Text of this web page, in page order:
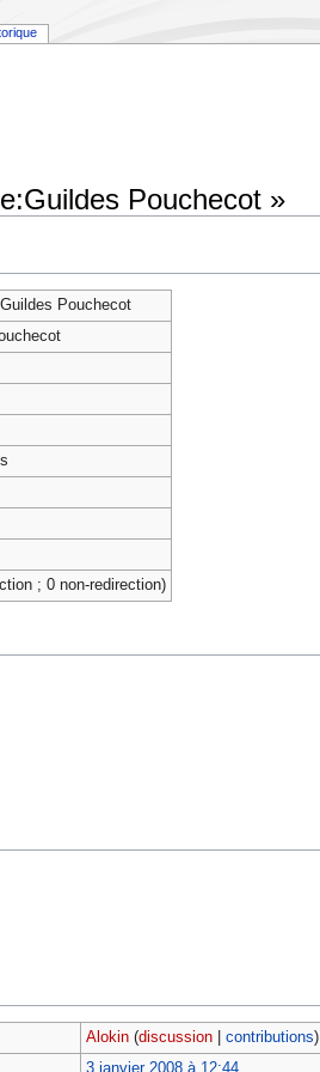
Pouchecot »
Pouchecot
; 0 non-redirection)
Alokin (discussion| contributions)
3 janvier 2008 à 12:44